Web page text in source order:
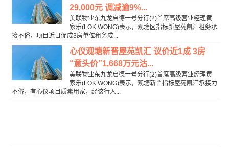
29,000元 调减逾9%...
美联物业东九龙启德一号分行(2)首席高级营业经理黄
家乐(LOK WONG)表示，观塘区指标新屋苑凯汇租务承
接不俗，项目近日促成3房单位租务成...
心仪观塘新晋屋苑凯汇 议价近1成 3房
“意头价”1,668万元沽...
美联物业东九龙启德一号分行(2)首席高级营业经理黄
家乐(LOK WONG)表示，观塘新晋指标屋苑凯汇承接力
不俗，有心仪项目质素用家，经该行入...